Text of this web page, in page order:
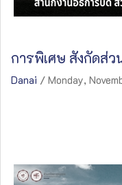
การพิเศษ สังกัดส่
Danai / Monday,